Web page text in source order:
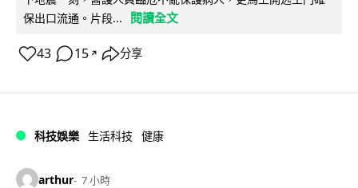
保出口流通。片段...
閱讀全文
43 15 ↗ 分享
科技娛樂 生活科技 健康
arthur 7 小時